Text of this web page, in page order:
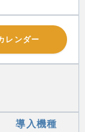
レンダー
導入機種